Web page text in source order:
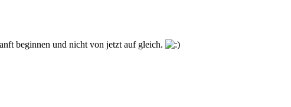
beginnen und nicht von jetzt auf gleich.